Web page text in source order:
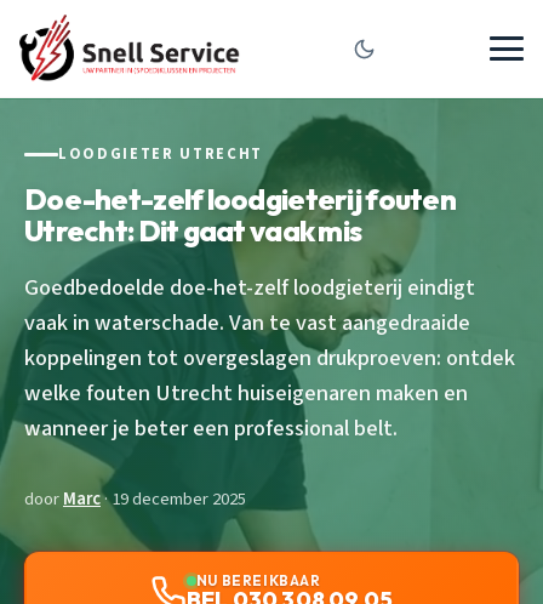
LOODGIETER UTRECHT
Doe-het-zelf loodgieterij fouten
Utrecht: Dit gaat vaak mis
Goedbedoelde doe-het-zelf loodgieterij eindigt
vaak in waterschade. Van te vast aangedraaide
koppelingen tot overgeslagen drukproeven: ontdek
welke fouten Utrecht huiseigenaren maken en
wanneer je beter een professional belt.
doorMarc· 19 december 2025
NU BEREIKBAAR